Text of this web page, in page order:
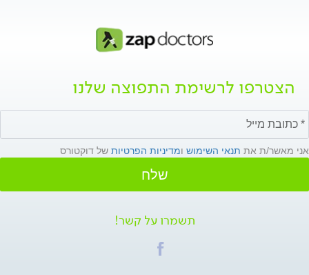
הצטרפו לרשימת התפוצה שלנו
אני מאשר/ת את תנאי השימוש ומדיניות הפרטיות של דוקטורס
שלח
תשמרו על קשר!